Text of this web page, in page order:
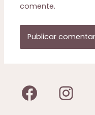
comente.
Facebook Instagram